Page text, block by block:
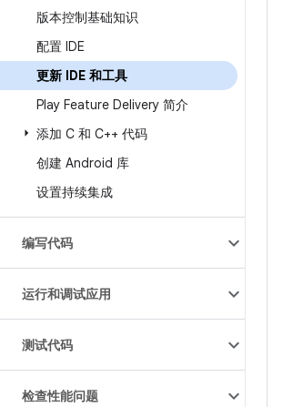
版本控制基础知识
配置 IDE
更新 IDE 和工具
Play Feature Delivery 简介
添加 C 和 C++ 代码
创建 Android 库
设置持续集成
编写代码
运行和调试应用
测试代码
检查性能问题